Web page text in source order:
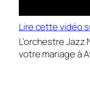
Lire cette vidéo
L’orchestre
votre mariage à